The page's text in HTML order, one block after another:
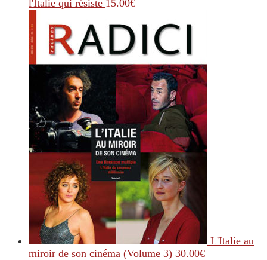
l'Italie qui résiste 15.00€
L'Italie au
miroir de son cinéma (Volume 3) 30.00€